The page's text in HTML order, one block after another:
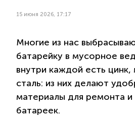
15 июня 2026, 17:17
Многие из нас
батарейку в мусорное
внутри каждой есть цинк,
сталь: из них делают
материалы для ремонта
батареек.